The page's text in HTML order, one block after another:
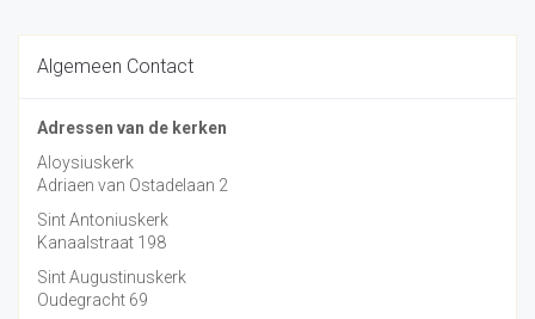
Algemeen Contact
Adressen van de kerken
Aloysiuskerk
Adriaen van Ostadelaan 2
Sint Antoniuskerk
Kanaalstraat 198
Sint Augustinuskerk
Oudegracht 69